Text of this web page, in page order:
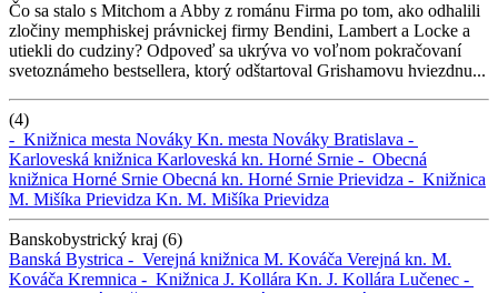
Čo sa stalo s Mitchom a Abby z románu Firma po tom, ako odhalili
zločiny memphiskej právnickej firmy Bendini, Lambert a Locke a
utiekli do cudziny? Odpoveď sa ukrýva vo voľnom pokračovaní
svetoznámeho bestsellera, ktorý odštartoval Grishamovu hviezdnu...
(4)
- Knižnica mesta Nováky Kn. mesta Nováky Bratislava -
Karloveská knižnica Karloveská kn. Horné Srnie - Obecná
knižnica Horné Srnie Obecná kn. Horné Srnie Prievidza - Knižnica
M. Mišíka Prievidza Kn. M. Mišíka Prievidza
Banskobystrický kraj (6)
Banská Bystrica - Verejná knižnica M. Kováča Verejná kn. M.
Kováča Kremnica - Knižnica J. Kollára Kn. J. Kollára Lučenec -